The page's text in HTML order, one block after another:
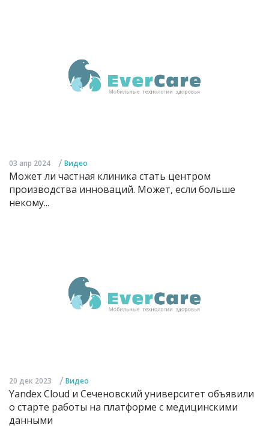
03 апр 2024 / Видео
Может ли частная клиника стать центром
производства инноваций. Может, если больше
некому...
20 дек 2023 / Видео
Yandex Cloud и Сеченовский университет объявили
о старте работы на платформе с медицинскими
данными